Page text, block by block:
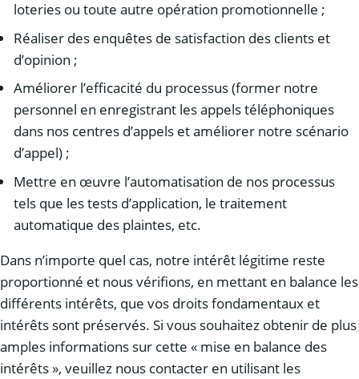
loteries ou toute autre opération promotionnelle ;
Réaliser des enquêtes de satisfaction des clients et
d’opinion ;
Améliorer l’efficacité du processus (former notre
personnel en enregistrant les appels téléphoniques
dans nos centres d’appels et améliorer notre scénario
d’appel) ;
Mettre en œuvre l’automatisation de nos processus
tels que les tests d’application, le traitement
automatique des plaintes, etc.
Dans n’importe quel cas, notre intérêt légitime reste
proportionné et nous vérifions, en mettant en balance les
différents intérêts, que vos droits fondamentaux et
intérêts sont préservés. Si vous souhaitez obtenir de plus
amples informations sur cette « mise en balance des
intérêts », veuillez nous contacter en utilisant les